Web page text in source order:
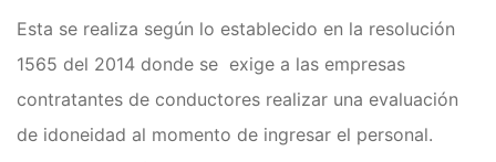
Curso de Conducción A2 +
B1(Carro y Moto)
Curso de Conducción A2 +
C1(Carro publico y Moto)
Clases de Refuerzo de
Conducción en Medellín
Esta se realiza según lo establecido en la resolución
1565 del 2014 donde se exige a las empresas
contratantes de conductores realizar una evaluación
de idoneidad al momento de ingresar el personal.